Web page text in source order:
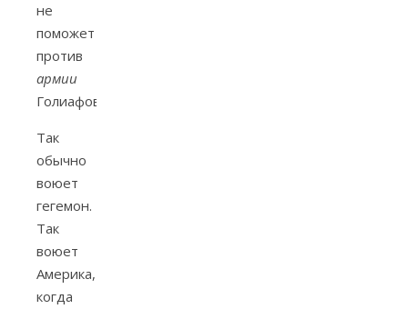
не
поможет
против
армии
Голиафов.
Так
обычно
воюет
гегемон.
Так
воюет
Америка,
когда